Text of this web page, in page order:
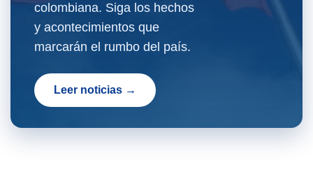
colombiana. Siga los hechos
y acontecimientos que
marcarán el rumbo del país.
Leer noticias →